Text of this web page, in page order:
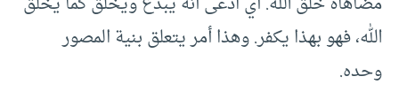
الله، فهو بهذا يكفر. وهذا أمر يتعلق بنية المصور
وحده.